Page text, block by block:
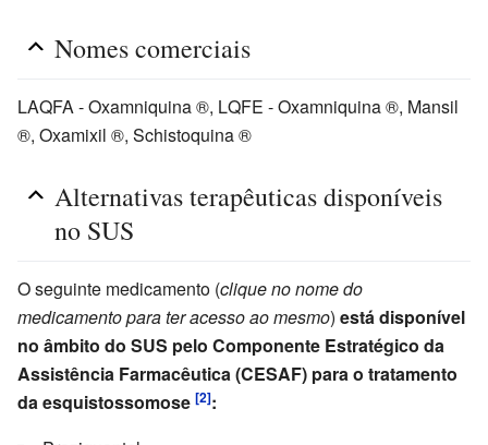
Nomes comerciais
LAQFA - Oxamniquina ®, LQFE - Oxamniquina ®, Mansil
®, Oxamixil ®, Schistoquina ®
Alternativas terapêuticas disponíveis
no SUS
O seguinte medicamento (clique no nome do
medicamento para ter acesso ao mesmo) está disponível
no âmbito do SUS pelo Componente Estratégico da
Assistência Farmacêutica (CESAF) para o tratamento
da esquistossomose [2]: